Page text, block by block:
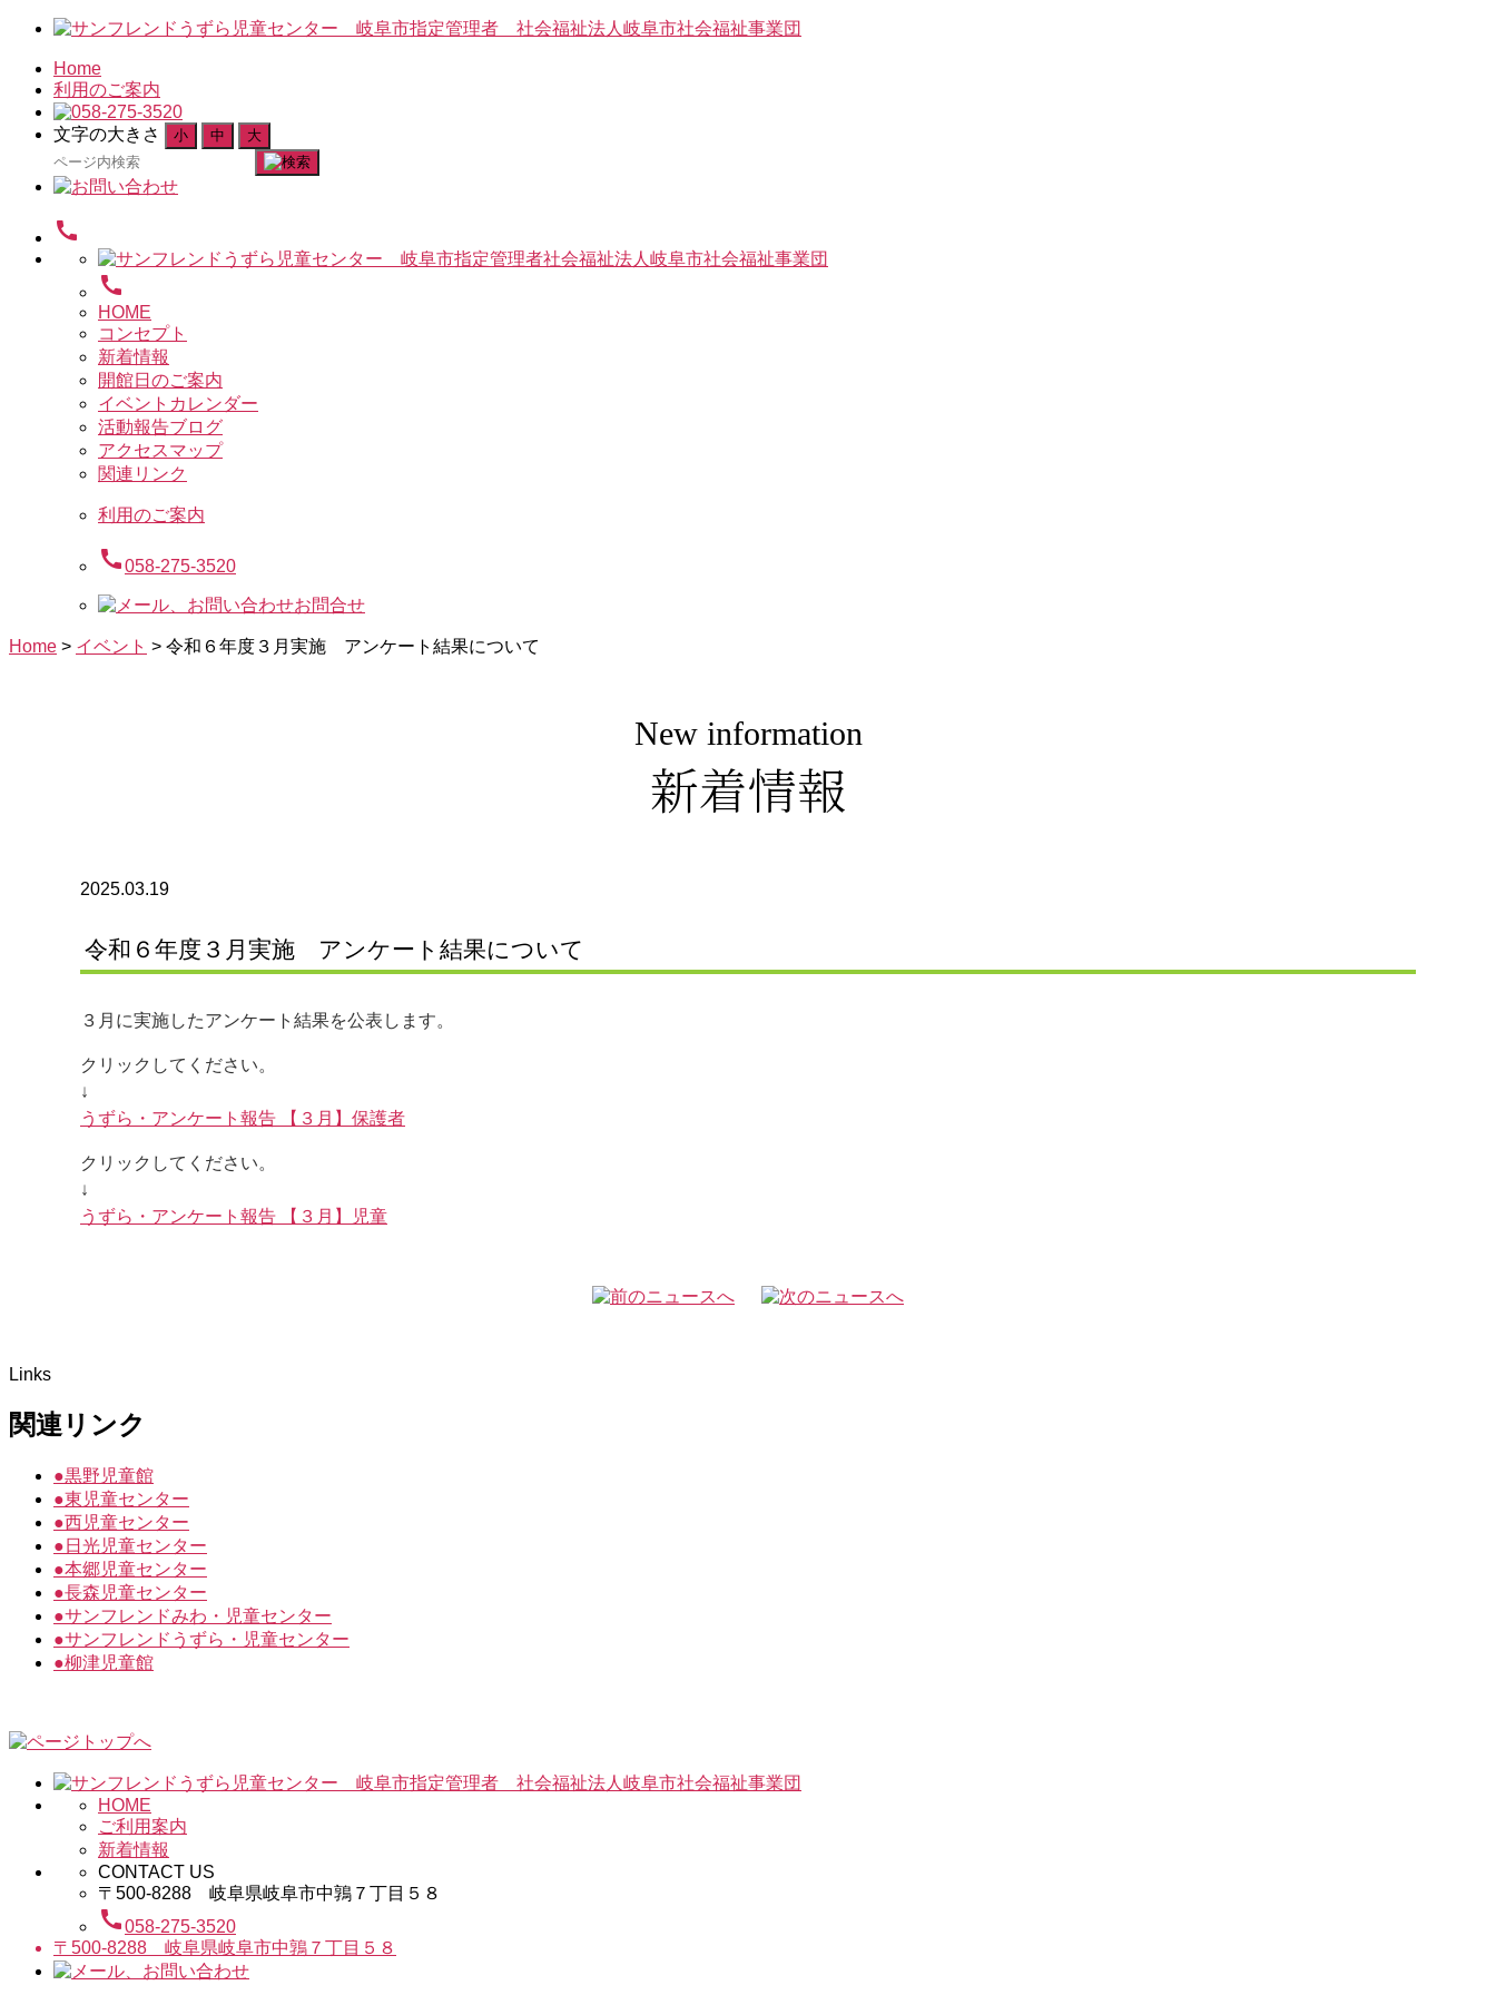
Home
利用のご案内
文字の大きさ 小 中 大
検
索
象:
call
call
HOME
コンセプト
新着情報
開館日のご案内
イベントカレンダー
活動報告ブログ
アクセスマップ
関連リンク
利用のご案内
call058-275-3520
お問合せ
Home > イベント > 令和６年度３月実施 アンケート結果について
New information
新着情報
2025.03.19
令和６年度３月実施 アンケート結果について
３月に実施したアンケート結果を公表します。
クリックしてください。
↓
うずら・アンケート報告 【３月】保護者
クリックしてください。
↓
うずら・アンケート報告 【３月】児童
Links
関連リンク
●黒野児童館
●東児童センター
●西児童センター
● 日光児童センター
●本郷児童センター
●長森児童センター
●サンフレンドみわ・児童センター
●サンフレンドうずら・児童センター
●柳津児童館
HOME
ご利用案内
新着情報
CONTACT US
〒500-8288 岐阜県岐阜市中鶉７丁目５８
call058-275-3520
〒500-8288 岐阜県岐阜市中鶉７丁目５８